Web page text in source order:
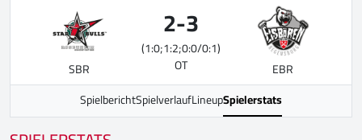
SBR
2-3
(1:0;1:2;0:0/0:1)
OT
EBR
SpielberichtSpielverlaufLineupSpielerstats